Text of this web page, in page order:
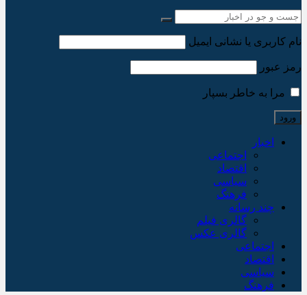
نام کاربری یا نشانی ایمیل
رمز عبور
مرا به خاطر بسپار
اخبار
اجتماعی
اقتصاد
سیاسی
فرهنگ
چند رسانه
گالری فیلم
گالری عکس
اجتماعی
اقتصاد
سیاسی
فرهنگ